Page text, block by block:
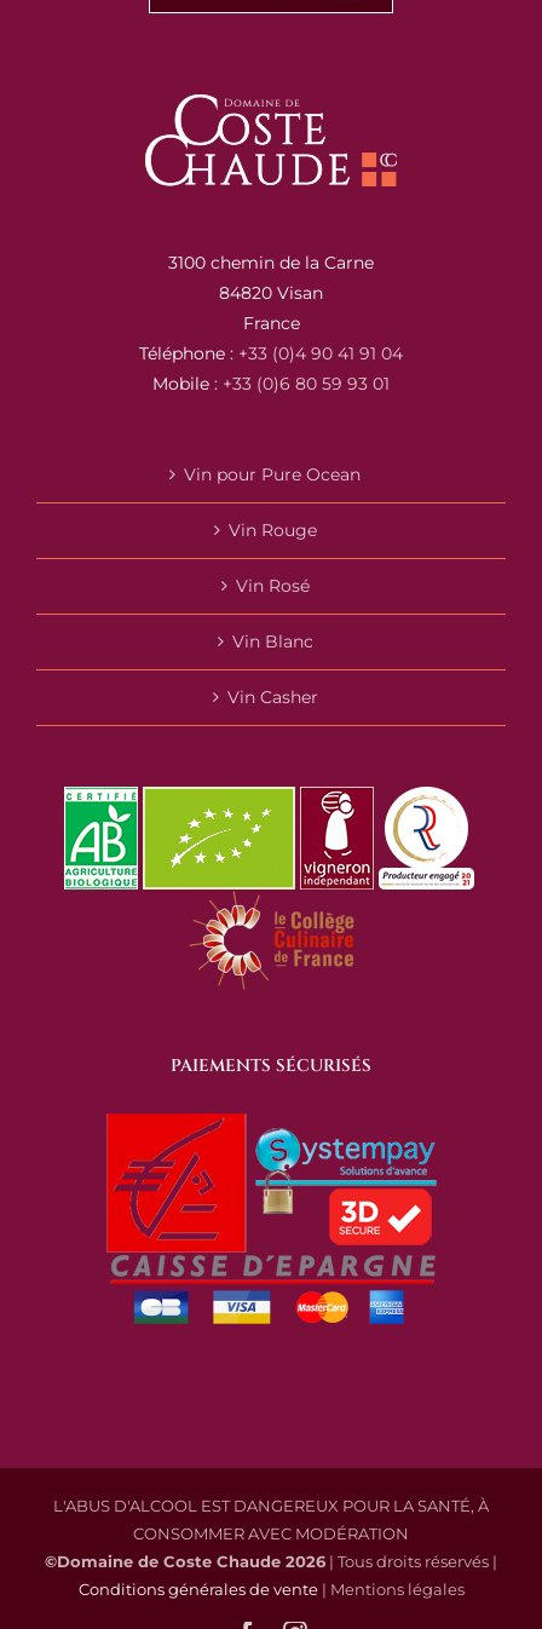
3100 chemin de la Carne
84820 Visan
France
Téléphone : +33 (0)4 90 41 91 04
Mobile : +33 (0)6 80 59 93 01
Vin pour Pure Ocean
Vin Rouge
Vin Rosé
Vin Blanc
Vin Casher
PAIEMENTS SÉCURISÉS
L'ABUS D'ALCOOL EST DANGEREUX POUR LA SANTÉ, À
CONSOMMER AVEC MODÉRATION
©Domaine de Coste Chaude 2026 | Tous droits réservés |
Conditions générales de vente| Mentions légales